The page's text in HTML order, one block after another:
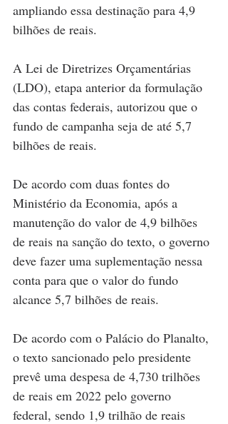
ampliando essa destinação para 4,9
bilhões de reais.
A Lei de Diretrizes Orçamentárias
(LDO), etapa anterior da formulação
das contas federais, autorizou que o
fundo de campanha seja de até 5,7
bilhões de reais.
De acordo com duas fontes do
Ministério da Economia, após a
manutenção do valor de 4,9 bilhões
de reais na sanção do texto, o governo
deve fazer uma suplementação nessa
conta para que o valor do fundo
alcance 5,7 bilhões de reais.
De acordo com o Palácio do Planalto,
o texto sancionado pelo presidente
prevê uma despesa de 4,730 trilhões
de reais em 2022 pelo governo
federal, sendo 1,9 trilhão de reais